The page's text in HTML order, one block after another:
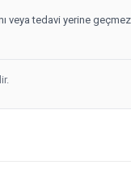
veya tedavi yerine